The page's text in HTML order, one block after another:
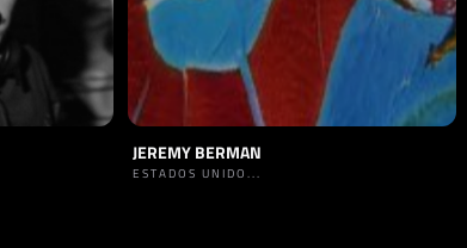
JEREMY BERMAN
ESTADOS UNIDO...